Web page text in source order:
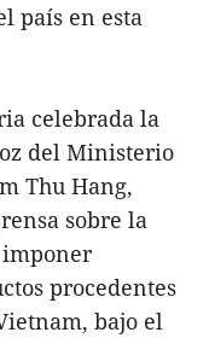
país en esta
celebrada la
del Ministerio
Thu Hang,
sobre la
imponer
procedentes
bajo el